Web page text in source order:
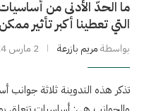
ما الحدّ الأدنى من أساسيات
التي تعطينا أكبر تأثير
بواسطةمريم بازرعة 2 مارس 2024
تذكر هذه التدوينة ثلاثة جوانب